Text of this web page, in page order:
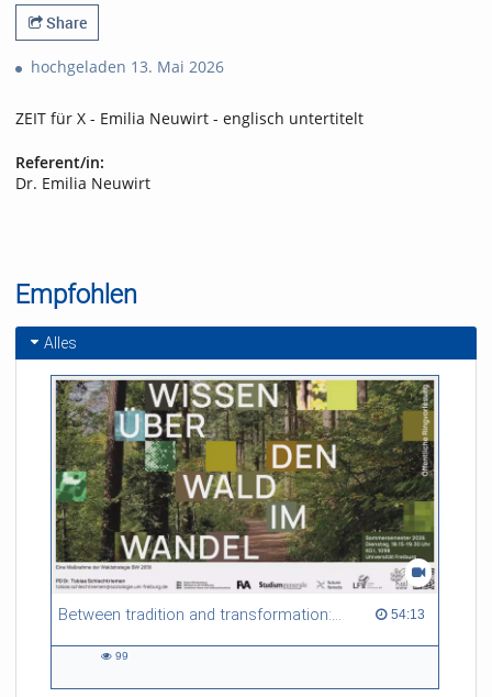
Share
hochgeladen 13. Mai 2026
ZEIT für X - Emilia Neuwirt - englisch untertitelt
Referent/in:
Dr. Emilia Neuwirt
Empfohlen
Alles
Between tradition and transformation: how owners, advisers and institutions co-create knowledge for resilient forests in Europe 54:13
54:13 duration
99